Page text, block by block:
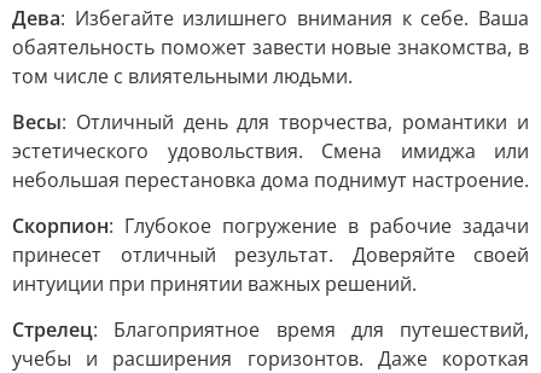
Дева: Избегайте излишнего внимания к себе. Ваша
обаятельность поможет завести новые знакомства, в
том числе с влиятельными людьми.
Весы: Отличный день для творчества, романтики и
эстетического удовольствия. Смена имиджа или
небольшая перестановка дома поднимут настроение.
Скорпион: Глубокое погружение в рабочие задачи
принесет отличный результат. Доверяйте своей
интуиции при принятии важных решений.
Стрелец: Благоприятное время для путешествий,
учебы и расширения горизонтов. Даже короткая